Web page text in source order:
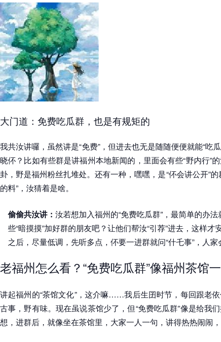
大门道：免费吃瓜群，也是有规矩的
我共汝讲囉，虽然讲是“免费”，但进去也无是随随便便就能“吃
晓伓？比如有些群是讲福州本地新闻的，里面会有些“野内行”
卦，野是福州粉丝扎堆处。还有一种，嘿嘿，是“伓会讲公开”
的料”，汝猜着是啥。
偷偷共汝讲： 汝若想加入福州的“免费吃瓜群”，最简单的办
些“暗摸摸”加好群的朋友吧？让他们帮汝“引荐”进去，这样
之后，尽量低调，先听多点，伓要一进群就问“什乇事”，人家
老福州怎么看？“免费吃瓜群”像福州茶馆
讲起福州的“茶馆文化”，这介嘛……我后生囝时节，每回跟老
古事，野有味。现在虽说茶馆少了，但“免费吃瓜群”像是给我
想，进群后，就像坐在茶馆里，大家一人一句，讲得热热闹闹